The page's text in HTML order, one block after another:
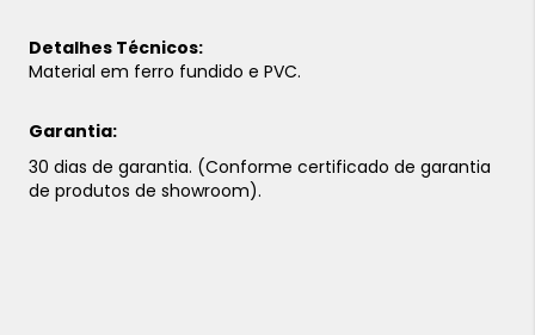
Detalhes Técnicos:
Material em ferro fundido e PVC.
Garantia:
30 dias de garantia. (Conforme certificado de garantia
de produtos de showroom).